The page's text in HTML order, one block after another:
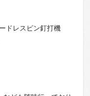
ドレスピン釘打機